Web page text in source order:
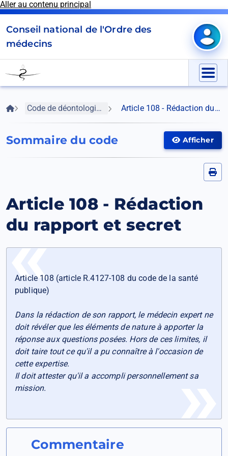
Aller au contenu principal
Menu
to
homepage
Conseil national de l'Ordre des
médecins
Mon
Fil
d'Ariane
AccueilCode de déontologie médicaleArticle 108 - Rédaction du rapport et secret
Sommaire du code
Afficher
Afficher
menu
Article 108 - Rédaction
du rapport et secret
Article 108 (article R.4127-108 du code de la santé
publique)
Dans la rédaction de son rapport, le médecin expert ne
doit révéler que les éléments de nature à apporter la
réponse aux questions posées. Hors de ces limites, il
doit taire tout ce qu'il a pu connaître à l'occasion de
cette expertise.
Il doit attester qu'il a accompli personnellement sa
mission.
Commentaire
Panneau de gestion des cookies